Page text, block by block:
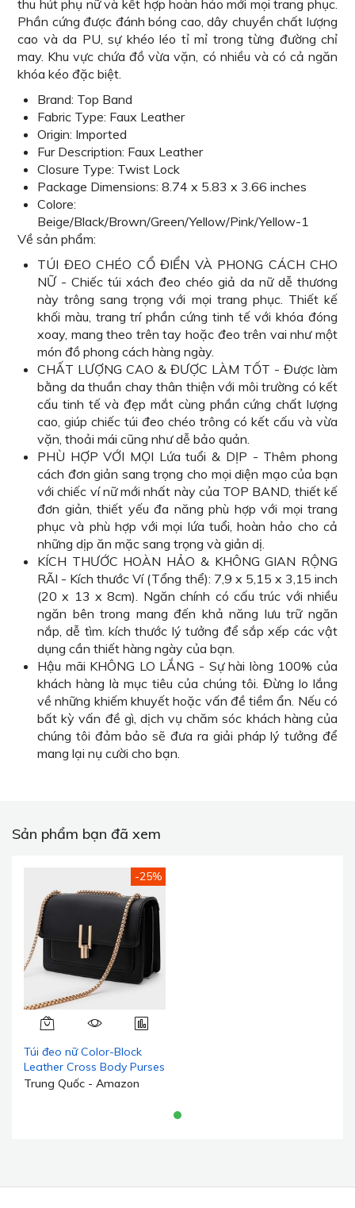
thu hút phụ nữ và kết hợp hoàn hảo mới mọi trang phục.
Phần cứng được đánh bóng cao, dây chuyền chất lượng
cao và da PU, sự khéo léo tỉ mỉ trong từng đường chỉ
may. Khu vực chứa đồ vừa vặn, có nhiều và có cả ngăn
khóa kéo đặc biệt.
Brand: Top Band
Fabric Type: Faux Leather
Origin: Imported
Fur Description: Faux Leather
Closure Type: Twist Lock
Package Dimensions: 8.74 x 5.83 x 3.66 inches
Colore:
Beige/Black/Brown/Green/Yellow/Pink/Yellow-1
Về sản phẩm:
TÚI ĐEO CHÉO CỔ ĐIỂN VÀ PHONG CÁCH CHO
NỮ - Chiếc túi xách đeo chéo giả da nữ dễ thương
này trông sang trọng với mọi trang phục. Thiết kế
khối màu, trang trí phần cứng tinh tế với khóa đóng
xoay, mang theo trên tay hoặc đeo trên vai như một
món đồ phong cách hàng ngày.
CHẤT LƯỢNG CAO & ĐƯỢC LÀM TỐT - Được làm
bằng da thuần chay thân thiện với môi trường có kết
cấu tinh tế và đẹp mắt cùng phần cứng chất lượng
cao, giúp chiếc túi đeo chéo trông có kết cấu và vừa
vặn, thoải mái cũng như dễ bảo quản.
PHÙ HỢP VỚI MỌI Lứa tuổi & DỊP - Thêm phong
cách đơn giản sang trọng cho mọi diện mạo của bạn
với chiếc ví nữ mới nhất này của TOP BAND, thiết kế
đơn giản, thiết yếu đa năng phù hợp với mọi trang
phục và phù hợp với mọi lứa tuổi, hoàn hảo cho cả
những dịp ăn mặc sang trọng và giản dị.
KÍCH THƯỚC HOÀN HẢO & KHÔNG GIAN RỘNG
RÃI - Kích thước Ví (Tổng thể): 7,9 x 5,15 x 3,15 inch
(20 x 13 x 8cm). Ngăn chính có cấu trúc với nhiều
ngăn bên trong mang đến khả năng lưu trữ ngăn
nắp, dễ tìm. kích thước lý tưởng để sắp xếp các vật
dụng cần thiết hàng ngày của bạn.
Hậu mãi KHÔNG LO LẮNG - Sự hài lòng 100% của
khách hàng là mục tiêu của chúng tôi. Đừng lo lắng
về những khiếm khuyết hoặc vấn đề tiềm ẩn. Nếu có
bất kỳ vấn đề gì, dịch vụ chăm sóc khách hàng của
chúng tôi đảm bảo sẽ đưa ra giải pháp lý tưởng để
mang lại nụ cười cho bạn.
Sản phẩm bạn đã xem
-25%
Túi đeo nữ Color-Block
Leather Cross Body Purses
Cute Designer Handbags
Trung Quốc - Amazon